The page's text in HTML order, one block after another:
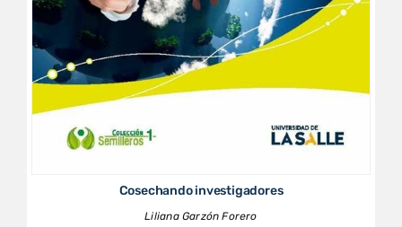
Cosechando investigadores
Liliana Garzón Forero